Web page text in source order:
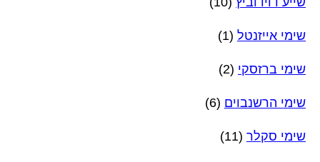
שימי אייזנטל (1)
שימי ברזסקי (2)
שימי הרשנבוים (6)
שימי סקלר (11)